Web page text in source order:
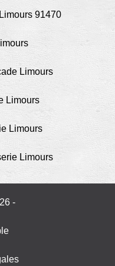
91470
Limours
Limours
Limours
Limours
-